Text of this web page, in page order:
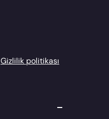
Gizlilik politikası